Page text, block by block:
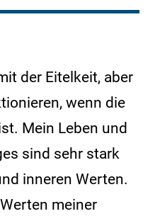
der Eitelkeit, aber
wenn die
Mein Leben und
sind sehr stark
inneren Werten.
meiner